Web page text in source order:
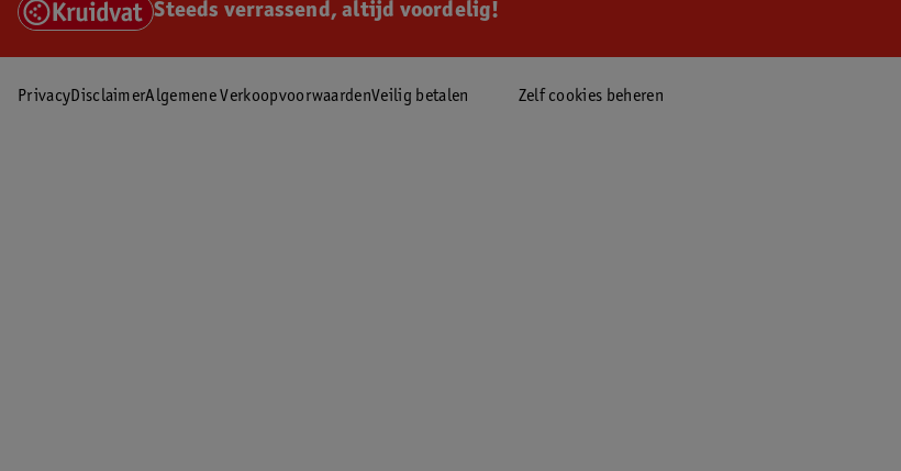
Steeds verrassend, altijd voordelig!
PrivacyDisclaimerAlgemene VerkoopvoorwaardenVeilig betalen Zelf cookies beheren